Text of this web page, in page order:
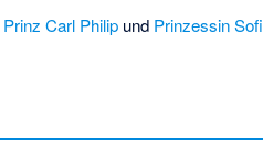
Prinz Carl Philip und Prinzessin